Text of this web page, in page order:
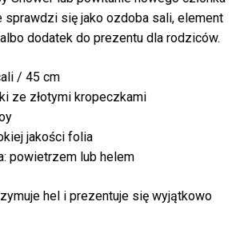
produktów w
koszyku.
WRÓĆ DO SKLEPU
sprawdzi się jako ozdoba sali, element
dodatek do prezentu dla rodziców.
/ 45 cm
ze złotymi kropeczkami
jakości folia
powietrzem lub helem
hel i prezentuje się wyjątkowo